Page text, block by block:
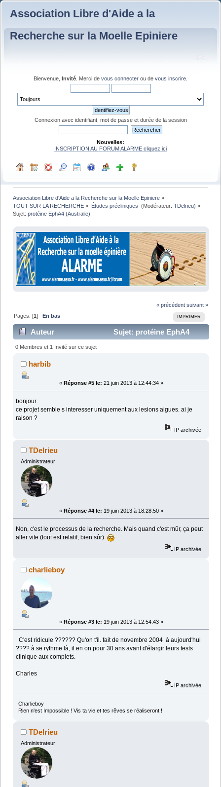
Association Libre d'Aide a la
Recherche sur la Moelle Epiniere
Bienvenue, Invité . Merci de vous connecter ou de vous inscrire
Connexion avec identifiant, mot de passe et durée de la session
Nouvelles:
INSCRIPTION AU FORUM ALARME cliquez ici
Association Libre d'Aide a la Recherche sur la Moelle Epiniere »
TOUT SUR LA RECHERCHE » Études précliniques (Modérateur: TDelrieu) »
Sujet:protéine EphA4 (Australie)
« précédent suivant »
IMPRIMER
Pages: [1] En bas
Auteur
Sujet: protéine EphA4
(Australie) (Lu 13088 fois)
0 Membres et 1 Invité sur ce sujet
harbib
« Réponse #5 le: 21 juin 2013 à 12:44:34 »
bonjour
ce projet semble s interesser uniquement aux lesions aigues. ai je
raison ?
IP archivée
TDelrieu
Administrateur
« Réponse #4 le: 19 juin 2013 à 18:28:50 »
Non, c'est le processus de la recherche. Mais quand c'est mûr, ça peut
aller vite (tout est relatif, bien sûr)
IP archivée
charlieboy
« Réponse #3 le: 19 juin 2013 à 12:54:43 »
C'est ridicule ?????? Qu'on t'il. fait de novembre 2004 à aujourd'hui
???? à se rythme là, il en on pour 30 ans avant d'élargir leurs tests
clinique aux complets.
Charles
IP archivée
Charlieboy
Rien n'est Impossible ! Vis ta vie et tes rêves se réaliseront !
TDelrieu
Administrateur